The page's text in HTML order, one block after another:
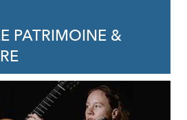
PATRIMOINE &